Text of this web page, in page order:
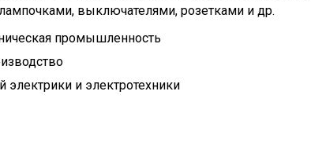
выключателями, розетками и др.
промышленность
электрики и электротехники